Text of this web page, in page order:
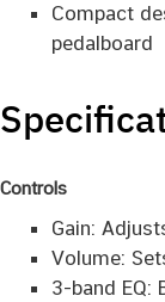
Compact
pedalboard
Controls
Gain:
Volume:
3-band EQ: